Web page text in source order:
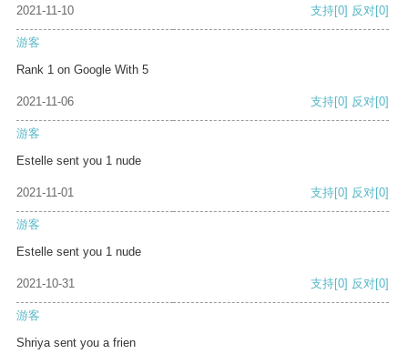
2021-11-10 支持[0] 反对[0]
游客
Rank 1 on Google With 5
2021-11-06 支持[0] 反对[0]
游客
Estelle sent you 1 nude
2021-11-01 支持[0] 反对[0]
游客
Estelle sent you 1 nude
2021-10-31 支持[0] 反对[0]
游客
Shriya sent you a frien